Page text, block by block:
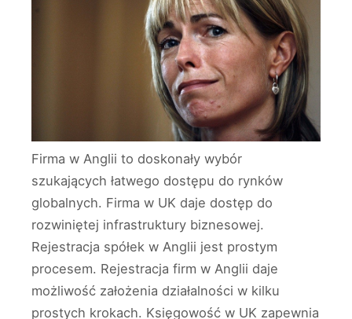
Firma w Anglii to doskonały wybór
szukających łatwego dostępu do rynków
globalnych. Firma w UK daje dostęp do
rozwiniętej infrastruktury biznesowej.
Rejestracja spółek w Anglii jest prostym
procesem. Rejestracja firm w Anglii daje
możliwość założenia działalności w kilku
prostych krokach. Księgowość w UK zapewnia